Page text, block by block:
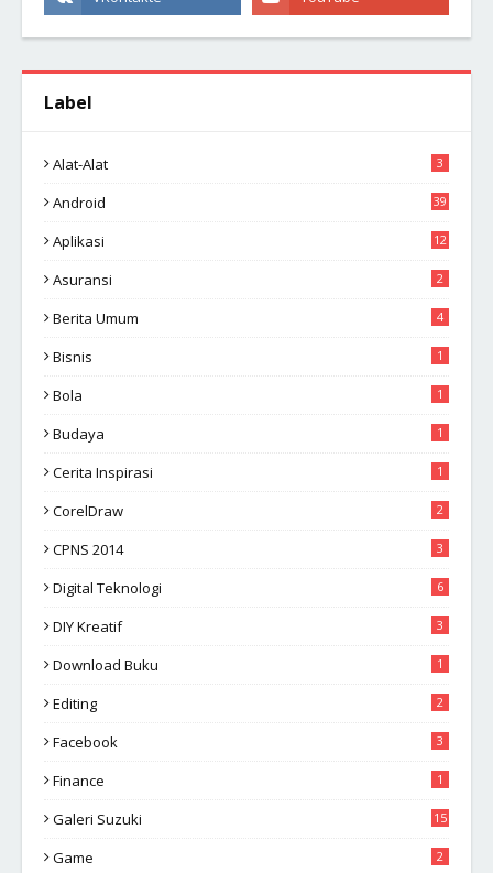
Label
Alat-Alat 3
Android 39
Aplikasi 12
Asuransi 2
Berita Umum 4
Bisnis 1
Bola 1
Budaya 1
Cerita Inspirasi 1
CorelDraw 2
CPNS 2014 3
Digital Teknologi 6
DIY Kreatif 3
Download Buku 1
Editing 2
Facebook 3
Finance 1
Galeri Suzuki 15
Game 2